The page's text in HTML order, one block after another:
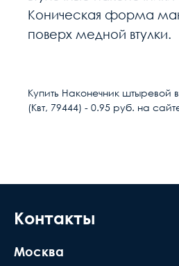
Коническая форма
поверх медной втулки.
Страна
Длина, мм
Материал жилы
Температурная
Условия
места доставки
происходит
Купить Наконечник
(Квт, 79444) - 0.95 руб. на
Контакты
Москва